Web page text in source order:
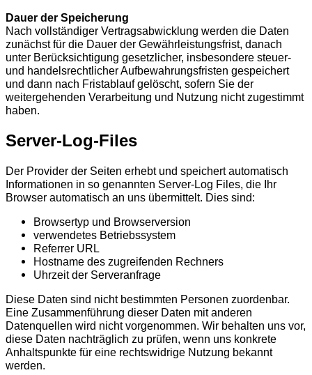
Dauer der Speicherung
Nach vollständiger Vertragsabwicklung werden die Daten
zunächst für die Dauer der Gewährleistungsfrist, danach
unter Berücksichtigung gesetzlicher, insbesondere steuer-
und handelsrechtlicher Aufbewahrungsfristen gespeichert
und dann nach Fristablauf gelöscht, sofern Sie der
weitergehenden Verarbeitung und Nutzung nicht zugestimmt
haben.
Server-Log-Files
Der Provider der Seiten erhebt und speichert automatisch
Informationen in so genannten Server-Log Files, die Ihr
Browser automatisch an uns übermittelt. Dies sind:
Browsertyp und Browserversion
verwendetes Betriebssystem
Referrer URL
Hostname des zugreifenden Rechners
Uhrzeit der Serveranfrage
Diese Daten sind nicht bestimmten Personen zuordenbar.
Eine Zusammenführung dieser Daten mit anderen
Datenquellen wird nicht vorgenommen. Wir behalten uns vor,
diese Daten nachträglich zu prüfen, wenn uns konkrete
Anhaltspunkte für eine rechtswidrige Nutzung bekannt
werden.